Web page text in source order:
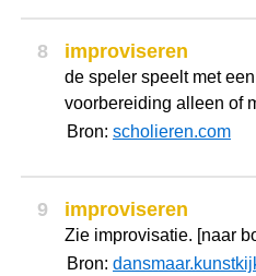
8 improviseren
de speler speelt met
voorbereiding alleen of
Bron: scholieren.com
9 improviseren
Zie improvisatie. [naar
Bron: